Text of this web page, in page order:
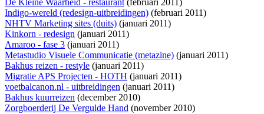
De Kleine Waarheid - restaurant(februari 2011)
Indigo-wereld (redesign-uitbreidingen) (februari 2011)
NHTV Marketing sites (duits) (januari 2011)
Kinkorn - redesign (januari 2011)
Amaroo - fase 3 (januari 2011)
Metastudio Visuele Communicatie (metazine) (januari 2011)
Bakhus reizen - restyle (januari 2011)
Migratie APS Projecten - HOTH (januari 2011)
voetbalcanon.nl - uitbreidingen (januari 2011)
Bakhus kuurreizen (december 2010)
Zorgboerderij De Vergulde Hand (november 2010)